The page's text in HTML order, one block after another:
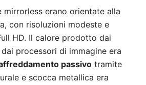
mirrorless erano orientate alla
con risoluzioni modeste e
HD. Il calore prodotto dai
processori di immagine era
passivo tramite
e scocca metallica era